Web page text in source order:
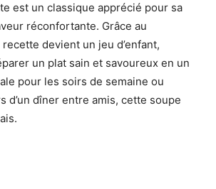
est un classique apprécié pour sa
réconfortante. Grâce au
devient un jeu d’enfant,
un plat sain et savoureux en un
pour les soirs de semaine ou
d’un dîner entre amis, cette soupe